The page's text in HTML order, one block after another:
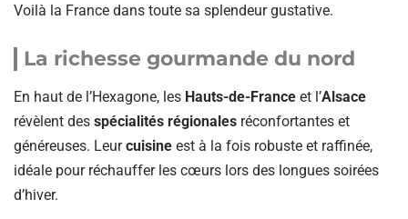
Voilà la France dans toute sa splendeur gustative.
La richesse gourmande du nord
En haut de l’Hexagone, les Hauts-de-France et l’Alsace
révèlent des spécialités régionales réconfortantes et
généreuses. Leurcuisine est à la fois robuste et raffinée,
idéale pour réchauffer les cœurs lors des longues soirées
d’hiver.